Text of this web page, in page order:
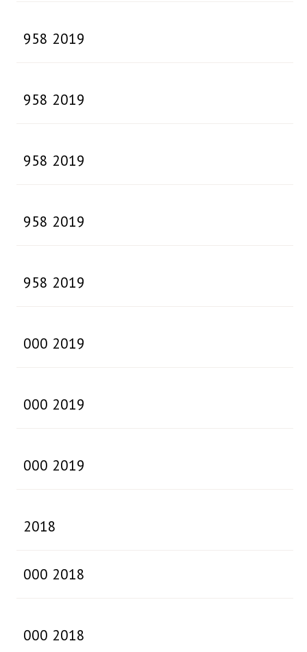
958 2019
958 2019
958 2019
958 2019
958 2019
000 2019
000 2019
000 2019
2018
000 2018
000 2018